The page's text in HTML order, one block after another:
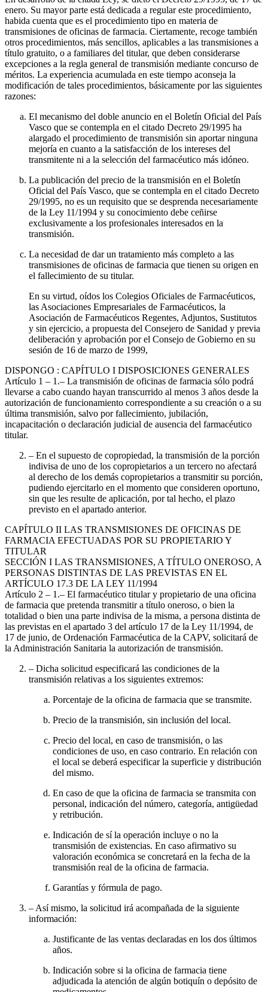
enero. Su mayor parte está dedicada a regular este procedimiento,
habida cuenta que es el procedimiento tipo en materia de
transmisiones de oficinas de farmacia. Ciertamente, recoge también
otros procedimientos, más sencillos, aplicables a las transmisiones a
título gratuito, o a familiares del titular, que deben considerarse
excepciones a la regla general de transmisión mediante concurso de
méritos. La experiencia acumulada en este tiempo aconseja la
modificación de tales procedimientos, básicamente por las siguientes
razones:
El mecanismo del doble anuncio en el Boletín Oficial del País
Vasco que se contempla en el citado Decreto 29/1995 ha
alargado el procedimiento de transmisión sin aportar ninguna
mejoría en cuanto a la satisfacción de los intereses del
transmitente ni a la selección del farmacéutico más idóneo.
La publicación del precio de la transmisión en el Boletín
Oficial del País Vasco, que se contempla en el citado Decreto
29/1995, no es un requisito que se desprenda necesariamente
de la Ley 11/1994 y su conocimiento debe ceñirse
exclusivamente a los profesionales interesados en la
transmisión.
La necesidad de dar un tratamiento más completo a las
transmisiones de oficinas de farmacia que tienen su origen en
el fallecimiento de su titular.
En su virtud, oídos los Colegios Oficiales de Farmacéuticos,
las Asociaciones Empresariales de Farmacéuticos, la
Asociación de Farmacéuticos Regentes, Adjuntos, Sustitutos
y sin ejercicio, a propuesta del Consejero de Sanidad y previa
deliberación y aprobación por el Consejo de Gobierno en su
sesión de 16 de marzo de 1999,
DISPONGO : CAPÍTULO I DISPOSICIONES GENERALES
Artículo 1 – 1.– La transmisión de oficinas de farmacia sólo podrá
llevarse a cabo cuando hayan transcurrido al menos 3 años desde la
autorización de funcionamiento correspondiente a su creación o a su
última transmisión, salvo por fallecimiento, jubilación,
incapacitación o declaración judicial de ausencia del farmacéutico
titular.
– En el supuesto de copropiedad, la transmisión de la porción
indivisa de uno de los copropietarios a un tercero no afectará
al derecho de los demás copropietarios a transmitir su porción,
pudiendo ejercitarlo en el momento que consideren oportuno,
sin que les resulte de aplicación, por tal hecho, el plazo
previsto en el apartado anterior.
CAPÍTULO II LAS TRANSMISIONES DE OFICINAS DE
FARMACIA EFECTUADAS POR SU PROPIETARIO Y
TITULAR
SECCIÓN I LAS TRANSMISIONES, A TÍTULO ONEROSO, A
PERSONAS DISTINTAS DE LAS PREVISTAS EN EL
ARTÍCULO 17.3 DE LA LEY 11/1994
Artículo 2 – 1.– El farmacéutico titular y propietario de una oficina
de farmacia que pretenda transmitir a título oneroso, o bien la
totalidad o bien una parte indivisa de la misma, a persona distinta de
las previstas en el apartado 3 del artículo 17 de la Ley 11/1994, de
17 de junio, de Ordenación Farmacéutica de la CAPV, solicitará de
la Administración Sanitaria la autorización de transmisión.
– Dicha solicitud especificará las condiciones de la
transmisión relativas a los siguientes extremos:
Porcentaje de la oficina de farmacia que se transmite.
Precio de la transmisión, sin inclusión del local.
Precio del local, en caso de transmisión, o las
condiciones de uso, en caso contrario. En relación con
el local se deberá especificar la superficie y distribución
del mismo.
En caso de que la oficina de farmacia se transmita con
personal, indicación del número, categoría, antigüedad
y retribución.
Indicación de sí la operación incluye o no la
transmisión de existencias. En caso afirmativo su
valoración económica se concretará en la fecha de la
transmisión real de la oficina de farmacia.
Garantías y fórmula de pago.
– Así mismo, la solicitud irá acompañada de la siguiente
información:
Justificante de las ventas declaradas en los dos últimos
años.
Indicación sobre si la oficina de farmacia tiene
adjudicada la atención de algún botiquín o depósito de